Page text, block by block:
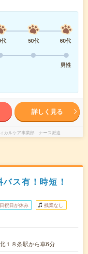
50代
60代
男性
詳しく見る
カルケア事業部 ナース派遣
ス有！時短！
祝日が休み 残業なし
１８条駅から車6分